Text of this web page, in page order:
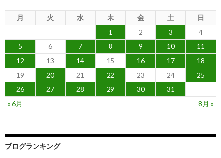
月 火 水 木 金 土
日
1
2 3
4
5
6 7 8 9 10
11
12
13 14 15 16 17
18
19
20 21 22 23 24
25
26
27 28 29 30
31
« 6月
8月 »
ブログランキング